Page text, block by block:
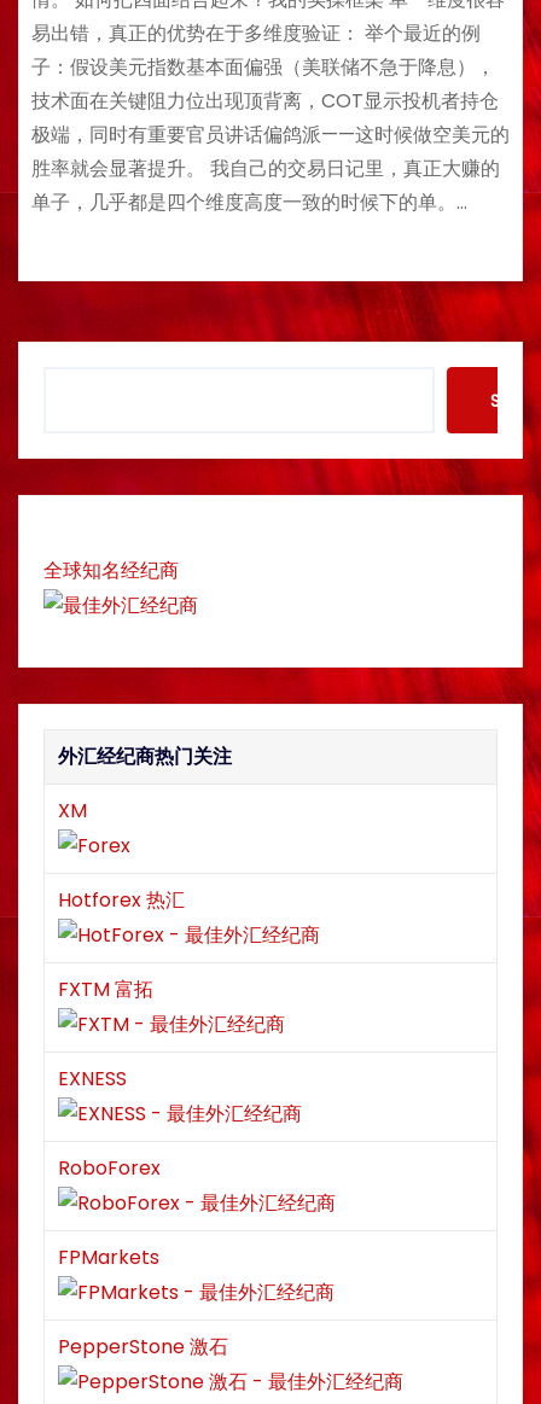
易出错，真正的优势在于多维度验证： 举个最近的例
子：假设美元指数基本面偏强（美联储不急于降息），
技术面在关键阻力位出现顶背离，COT显示投机者持仓
极端，同时有重要官员讲话偏鸽派——这时候做空美元的
胜率就会显著提升。 我自己的交易日记里，真正大赚的
单子，几乎都是四个维度高度一致的时候下的单。…
c
全球知名经纪商
外汇经纪商热门关注
XM
Hotforex 热汇
FXTM 富拓
EXNESS
RoboForex
FPMarkets
PepperStone 激石